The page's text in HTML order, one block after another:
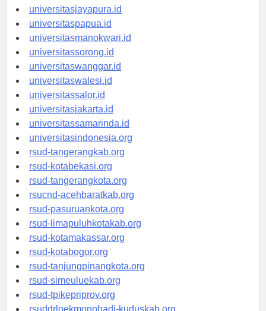
universitassofifi.id
universitasjayapura.id
universitaspapua.id
universitasmanokwari.id
universitassorong.id
universitaswanggar.id
universitaswalesi.id
universitassalor.id
universitasjakarta.id
universitassamarinda.id
universitasindonesia.org
rsud-tangerangkab.org
rsud-kotabekasi.org
rsud-tangerangkota.org
rsucnd-acehbaratkab.org
rsud-pasuruankota.org
rsud-limapuluhkotakab.org
rsud-kotamakassar.org
rsud-kotabogor.org
rsud-tanjungpinangkota.org
rsud-simeuluekab.org
rsud-tpikepriprov.org